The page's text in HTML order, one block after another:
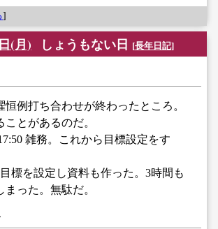
]
(月) しょうもない日 [長年日記]
恒例打ち合わせが終わったところ。
ことがあるのだ。
雑務。これから目標設定をす
目標を設定し資料も作った。3時間も
まった。無駄だ。